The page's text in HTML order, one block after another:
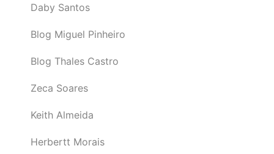
Daby Santos
Blog Miguel Pinheiro
Blog Thales Castro
Zeca Soares
Keith Almeida
Herbertt Morais